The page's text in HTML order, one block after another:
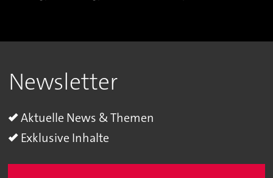
Newsletter
Aktuelle News & Themen
Exklusive Inhalte